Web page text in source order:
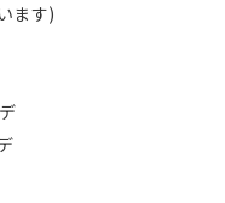
ます)